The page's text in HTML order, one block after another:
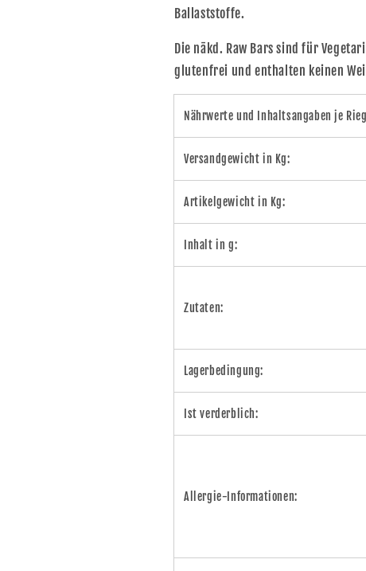
Ballaststoffe.
Die nākd. Raw Bars sind für
glutenfrei und enthalten keinen
Nährwerte und Inhaltsangaben je
Versandgewicht in Kg:
Artikelgewicht in Kg:
Inhalt in g:
Zutaten:
Lagerbedingung:
Ist verderblich:
Allergie-Informationen: